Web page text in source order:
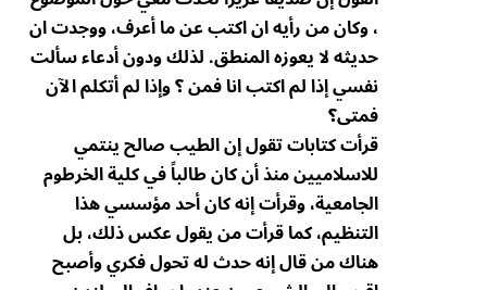
، وكان من رأيه ان اكتب عن ما أعرف، ووجدت ان
حديثه لا يعوزه المنطق. لذلك ودون أدعاء سألت
نفسي إذا لم اكتب انا فمن ؟ وإذا لم أتكلم الآن
فمتى؟
قرأت كتابات تقول إن الطيب صالح ينتمي
للاسلاميين منذ أن كان طالباً في كلية الخرطوم
الجامعية، وقرأت إنه كان أحد مؤسسي هذا
التنظيم، كما قرأت من يقول عكس ذلك، بل
هناك من قال إنه حدث له تحول فكري وأصبح